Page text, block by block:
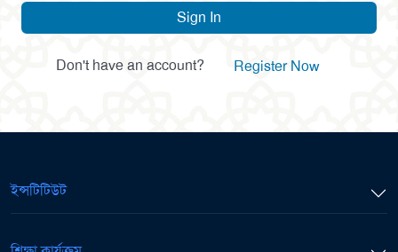
Sign In
Don't have an account? Register Now
ইন্সটিটিউট